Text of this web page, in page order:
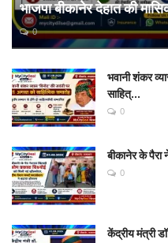
भाजपा बीकानेर देहात की
0
भवानी शंकर
साहित्...
0
बीकानेर के पैरा
0
केंद्रीय मंत्री